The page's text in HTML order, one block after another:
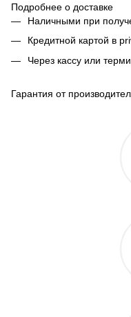
Подробнее о доставке
Наличными при
Кредитной картой в
Через кассу или
Гарантия от